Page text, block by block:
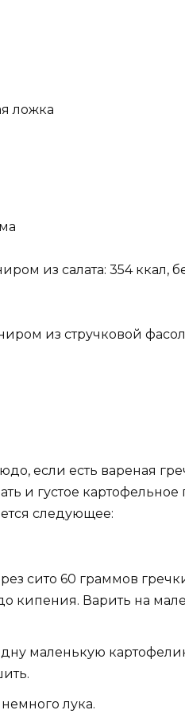
ложка
из салата: 354 ккал,
из стручковой
если есть вареная
и густое картофельное
следующее:
сито 60 граммов
кипения. Варить на
маленькую
лука.